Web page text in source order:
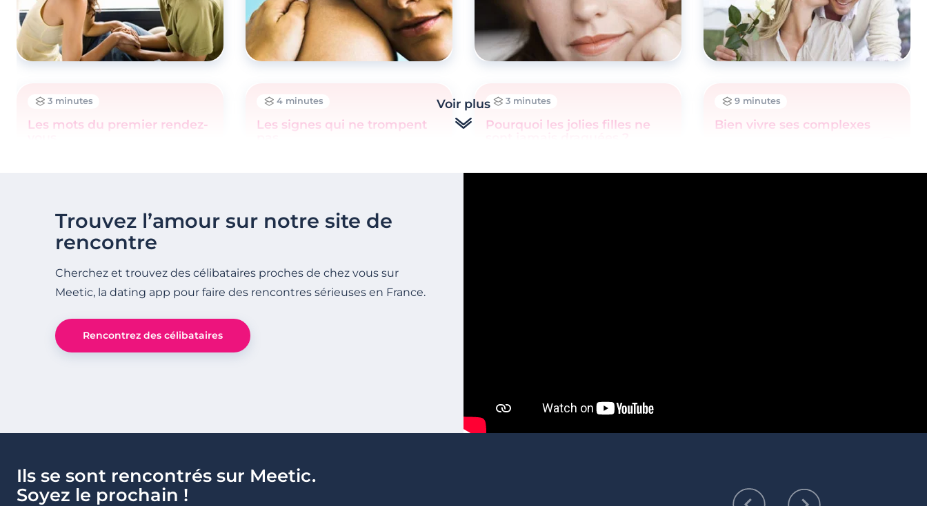
3 minutes
Les mots du premier rendez-
4 minutes
Les signes qui ne trompent
3 minutes
Pourquoi les jolies filles ne
9 minutes
Bien vivre ses complexes
Voir plus
Trouvez l’amour sur notre site de
rencontre
Cherchez et trouvez des célibataires proches de chez vous sur
Meetic, la dating app pour faire des rencontres sérieuses en France.
Rencontrez des célibataires
Ils se sont rencontrés sur Meetic.
Soyez le prochain !